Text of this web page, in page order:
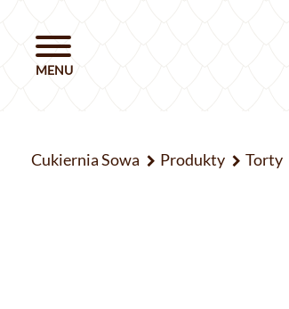
Cukiernia Sowa Produkty Torty